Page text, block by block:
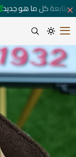
كل ما هو جديد